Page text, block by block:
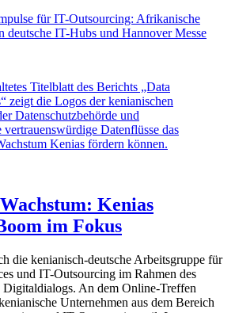
für IT-Outsourcing: Afrikanische
deutsche IT-Hubs und Hannover Messe
Kenias
im Fokus
die kenianisch-deutsche Arbeitsgruppe für
und IT-Outsourcing im Rahmen des
An dem Online-Treffen
Unternehmen aus dem Bereich